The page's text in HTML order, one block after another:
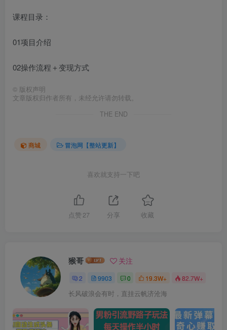
课程目录：
01项目介绍
02操作流程＋变现方式
© 版权声明
文章版权归作者所有，未经允许请勿转载。
THE END
商城 冒泡网【整站更新】
喜欢就支持一下吧
点赞 27 分享 收藏
猴哥 关注
2 9903 0 19.3W+ 82.7W+
长风破浪会有时，直挂云帆济沧海